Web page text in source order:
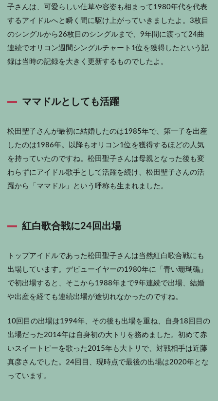
子さんは、可愛らしい仕草や容姿も相まって1980年代を代表
するアイドルへと瞬く間に駆け上がっていきましたよ。3枚目
のシングルから26枚目のシングルまで、9年間に渡って24曲
連続でオリコン週間シングルチャート1位を獲得したという記
録は当時の記録を大きく更新するものでしたよ。
ママドルとしても活躍
松田聖子さんが最初に結婚したのは1985年で、第一子を出産
したのは1986年。以降もオリコン1位を獲得するほどの人気
を持っていたのですね。松田聖子さんは母親となった後も変
わらずにアイドル歌手として活躍を続け、松田聖子さんの活
躍から「ママドル」という呼称も生まれました。
紅白歌合戦に24回出場
トップアイドルであった松田聖子さんは当然紅白歌合戦にも
出場しています。デビューイヤーの1980年に「青い珊瑚礁」
で初出場すると、そこから1988年まで9年連続で出場、結婚
や出産を経ても連続出場が途切れなかったのですね。
10回目の出場は1994年、その後も出場を重ね、自身18回目の
出場だった2014年は自身初の大トリを務めました。初めて赤
いスイートピーを歌った2015年も大トリで、対戦相手は近藤
真彦さんでした。24回目、現時点で最後の出場は2020年とな
っています。